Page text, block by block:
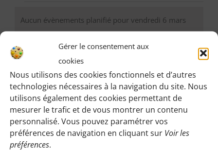
Gérer le consentement aux
cookies
Nous utilisons des cookies fonctionnels et d’autres
technologies nécessaires à la navigation du site. Nous
utilisons également des cookies permettant de
mesurer le trafic et de vous montrer un contenu
personnalisé. Vous pouvez paramétrer vos
préférences de navigation en cliquant sur Voir les
préférences.
Évènements
for
vendredi
6
mars
2026
Notice
Aucun évènements planifié pour vendredi 6 mars
2026. Passer auxévènements suivants.
et
de
vues
Jour
03/06/2026
Sélectionnez
une
date.
Jour précédent Jour suivant
S’ABONNER AU CALENDRIER